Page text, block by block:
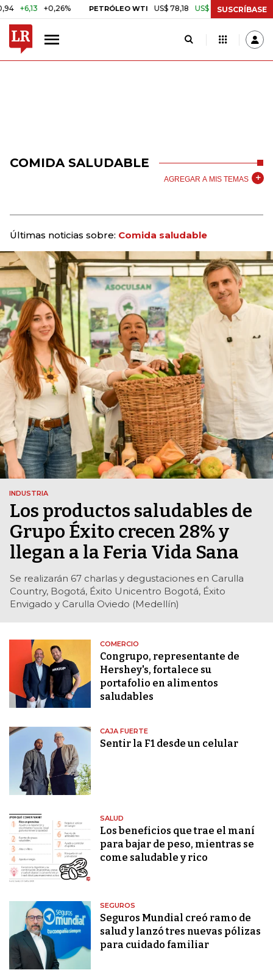
+0,26% PETRÓLEO WTI US$ 78,18 US$ 0,17 +0,22% CAFÉ
SUSCRÍBASE
COMIDA SALUDABLE
AGREGAR A MIS TEMAS
Últimas noticias sobre: Comida saludable
INDUSTRIA
Los productos saludables de
Grupo Éxito crecen 28% y
llegan a la Feria Vida Sana
Se realizarán 67 charlas y degustaciones en Carulla
Country, Bogotá, Éxito Unicentro Bogotá, Éxito
Envigado y Carulla Oviedo (Medellín)
COMERCIO
Congrupo, representante de
Hershey's, fortalece su
portafolio en alimentos
saludables
CAJA FUERTE
Sentir la F1 desde un celular
SALUD
Los beneficios que trae el maní
para bajar de peso, mientras se
come saludable y rico
SEGUROS
Seguros Mundial creó ramo de
salud y lanzó tres nuevas pólizas
para cuidado familiar